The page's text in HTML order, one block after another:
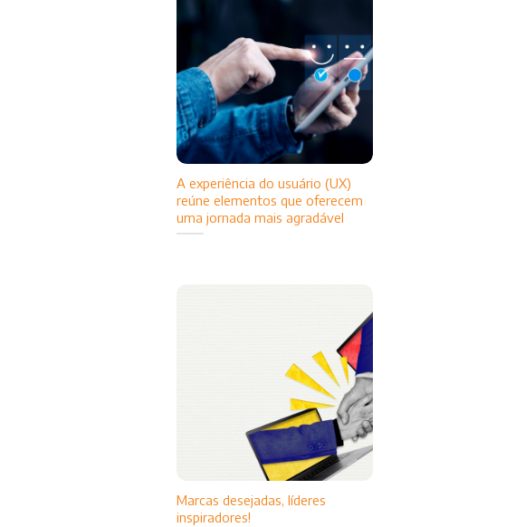
A experiência do usuário (UX)
reúne elementos que oferecem
uma jornada mais agradável
Marcas desejadas, líderes
inspiradores!